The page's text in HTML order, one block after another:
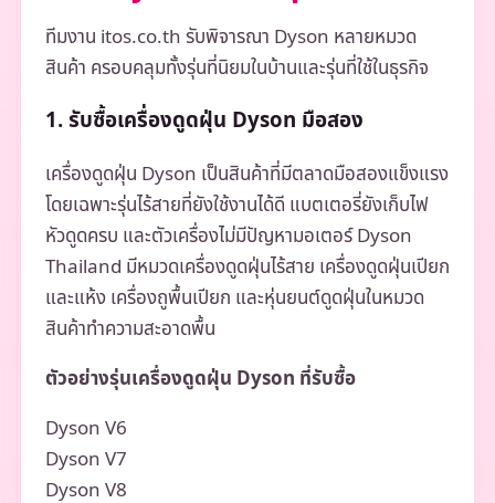
ทีมงาน itos.co.th รับพิจารณา Dyson หลายหมวด
สินค้า ครอบคลุมทั้งรุ่นที่นิยมในบ้านและรุ่นที่ใช้ในธุรกิจ
1. รับซื้อเครื่องดูดฝุ่น Dyson มือสอง
เครื่องดูดฝุ่น Dyson เป็นสินค้าที่มีตลาดมือสองแข็งแรง
โดยเฉพาะรุ่นไร้สายที่ยังใช้งานได้ดี แบตเตอรี่ยังเก็บไฟ
หัวดูดครบ และตัวเครื่องไม่มีปัญหามอเตอร์ Dyson
Thailand มีหมวดเครื่องดูดฝุ่นไร้สาย เครื่องดูดฝุ่นเปียก
และแห้ง เครื่องถูพื้นเปียก และหุ่นยนต์ดูดฝุ่นในหมวด
สินค้าทำความสะอาดพื้น
ตัวอย่างรุ่นเครื่องดูดฝุ่น Dyson ที่รับซื้อ
Dyson V6
Dyson V7
Dyson V8